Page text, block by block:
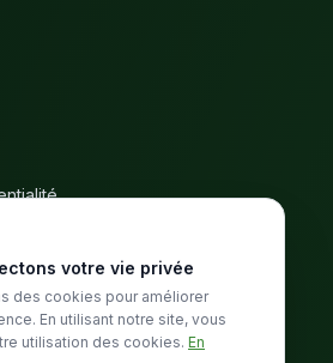
votre vie privée
des cookies pour améliorer
En utilisant notre site, vous
utilisation des cookies. En